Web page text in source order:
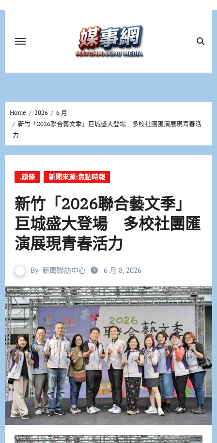
Home 2026
6 月
新竹「2026聯合藝文季」巨城盛大登場 多校社團匯演展現青春活
力
.頭條 新聞來源:焦點時報
新竹「2026聯合藝文季」
巨城盛大登場 多校社團匯
演展現青春活力
By 新聞聯訪中心 6 月 8, 2026